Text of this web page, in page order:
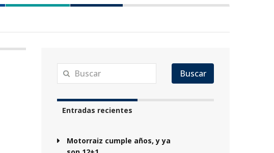
Buscar
Entradas recientes
Motorraiz cumple años, y ya